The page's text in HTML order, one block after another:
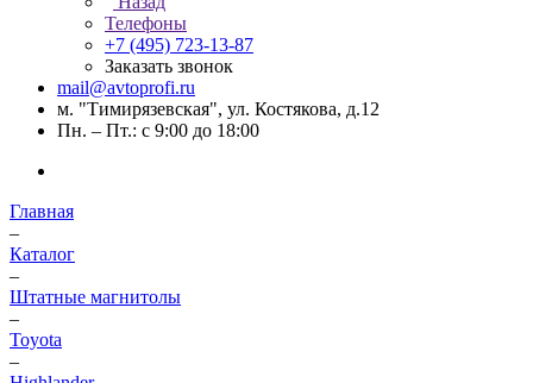
Телефоны
+7 (495) 723-13-87
Заказать звонок
mail@avtoprofi.ru
м. "Тимирязевская", ул. Костякова, д.12
Пн. – Пт.: с 9:00 до 18:00
Главная
–
Каталог
–
Штатные магнитолы
–
Toyota
–